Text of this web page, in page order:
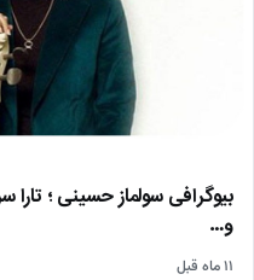
بیوگرافی سولماز حسینی ؛
و…
۱۱ ماه قبل